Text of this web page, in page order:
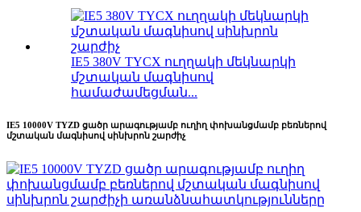
IE5 380V TYCX ուղղակի մեկնարկի
մշտական ​​մագնիսով
համաժամեցման...
IE5 10000V TYZD ցածր արագությամբ ուղիղ փոխանցմամբ բեռներով
մշտական ​​մագնիսով սինխրոն շարժիչ